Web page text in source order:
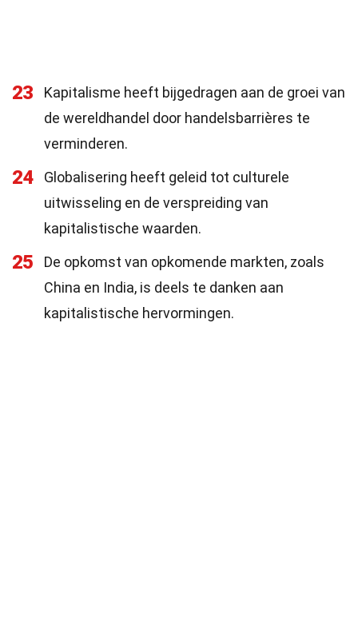
23
Kapitalisme heeft bijgedragen aan de groei van
de wereldhandel door handelsbarrières te
verminderen.
24
Globalisering heeft geleid tot culturele
uitwisseling en de verspreiding van
kapitalistische waarden.
25
De opkomst van opkomende markten, zoals
China en India, is deels te danken aan
kapitalistische hervormingen.